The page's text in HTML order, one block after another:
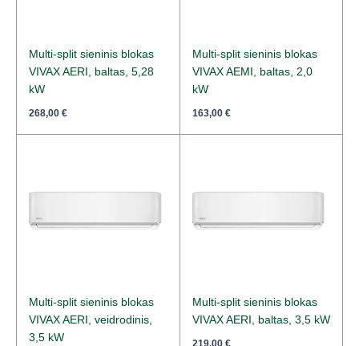
Multi-split sieninis blokas
VIVAX AERI, baltas, 5,28
kW
268,00 €
Multi-split sieninis blokas
VIVAX AEMI, baltas, 2,0
kW
163,00 €
Multi-split sieninis blokas
VIVAX AERI, veidrodinis,
3,5 kW
Multi-split sieninis blokas
VIVAX AERI, baltas, 3,5 kW